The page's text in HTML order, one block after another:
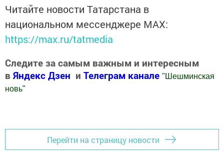
Читайте новости Татарстана в
национальном мессенджере MАХ:
https://max.ru/tatmedia
Следите за самым важным и интересным
в Яндекс Дзен и Телеграм канале "Шешминская
новь"
Перейти на страницу новости